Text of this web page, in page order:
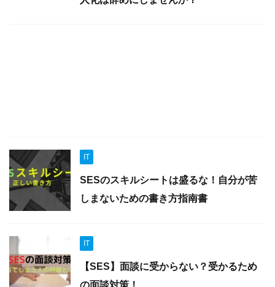
IT
SESのスキルシートは盛るな！自分が苦
しまないための書き方指南書
IT
【SES】面談に受からない？受かるため
の面談対策！